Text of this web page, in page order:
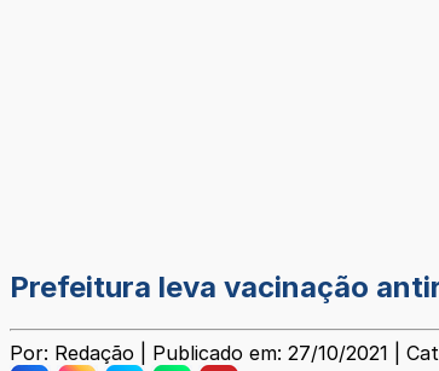
Prefeitura leva vacinação
Por: Redação | Publicado em: 27/10/2021 |